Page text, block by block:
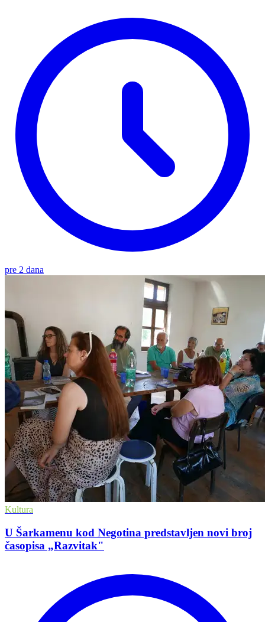
pre 2 dana
Kultura
U Šarkamenu kod Negotina predstavljen novi broj
časopisa „Razvitak"